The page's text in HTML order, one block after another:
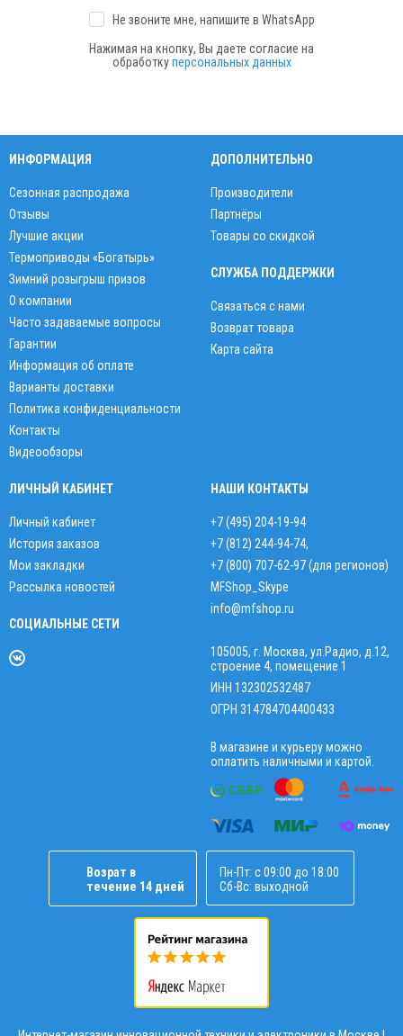
Не звоните мне, напишите в WhatsApp
Нажимая на кнопку, Вы даете согласие на
обработкуперсональных данных
ИНФОРМАЦИЯ
Сезонная распродажа
Отзывы
Лучшие акции
Термоприводы «Богатырь»
Зимний розыгрыш призов
О компании
Часто задаваемые вопросы
Гарантии
Информация об оплате
Варианты доставки
Политика конфиденциальности
Контакты
Видеообзоры
ДОПОЛНИТЕЛЬНО
Производители
Партнёры
Товары со скидкой
СЛУЖБА ПОДДЕРЖКИ
Связаться с нами
Возврат товара
Карта сайта
ЛИЧНЫЙ КАБИНЕТ
Личный кабинет
История заказов
Мои закладки
Рассылка новостей
СОЦИАЛЬНЫЕ СЕТИ
НАШИ КОНТАКТЫ
+7 (495) 204-19-94
+7 (812) 244-94-74,
+7 (800) 707-62-97 (для регионов)
MFShop_Skype
info@mfshop.ru
105005, г. Москва, ул.Радио, д.12,
строение 4, помещение 1
ИНН 132302532487
ОГРН 314784704400433
В магазине и курьеру можно
оплатить наличными и картой.
Возрат в
течение 14 дней
Пн-Пт: с 09:00 до 18:00
Сб-Вс: выходной